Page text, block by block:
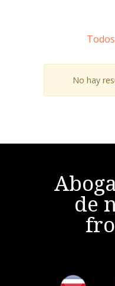
Todos
No hay
de